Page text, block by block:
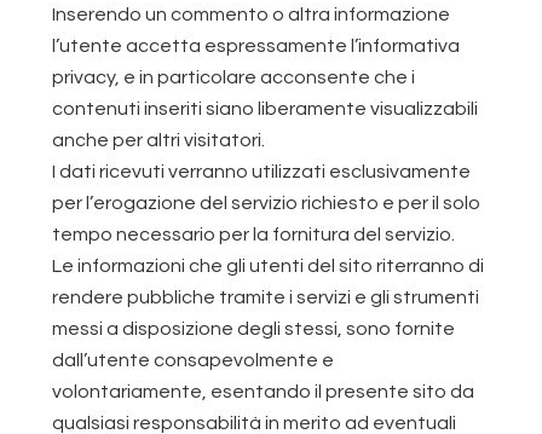
Inserendo un commento o altra informazione
l’utente accetta espressamente l’informativa
privacy, e in particolare acconsente che i
contenuti inseriti siano liberamente visualizzabili
anche per altri visitatori.
I dati ricevuti verranno utilizzati esclusivamente
per l’erogazione del servizio richiesto e per il solo
tempo necessario per la fornitura del servizio.
Le informazioni che gli utenti del sito riterranno di
rendere pubbliche tramite i servizi e gli strumenti
messi a disposizione degli stessi, sono fornite
dall’utente consapevolmente e
volontariamente, esentando il presente sito da
qualsiasi responsabilità in merito ad eventuali